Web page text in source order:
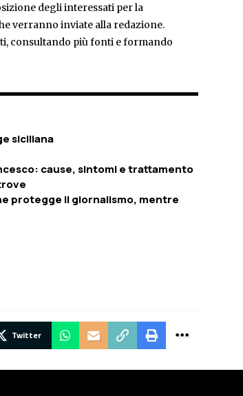
degli interessati per la
verranno inviate alla redazione.
consultando più fonti e formando
siciliana
cause, sintomi e trattamento
protegge il giornalismo, mentre
Twitter